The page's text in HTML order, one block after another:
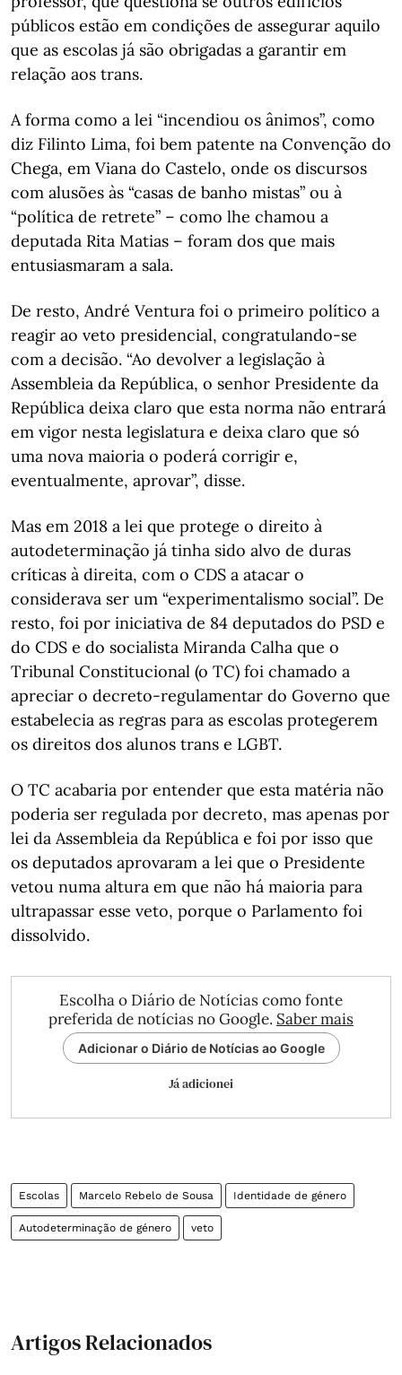
públicos estão em condições de assegurar aquilo
que as escolas já são obrigadas a garantir em
relação aos trans.
A forma como a lei “incendiou os ânimos”, como
diz Filinto Lima, foi bem patente na Convenção do
Chega, em Viana do Castelo, onde os discursos
com alusões às “casas de banho mistas” ou à
“política de retrete” – como lhe chamou a
deputada Rita Matias – foram dos que mais
entusiasmaram a sala.
De resto, André Ventura foi o primeiro político a
reagir ao veto presidencial, congratulando-se
com a decisão. “Ao devolver a legislação à
Assembleia da República, o senhor Presidente da
República deixa claro que esta norma não entrará
em vigor nesta legislatura e deixa claro que só
uma nova maioria o poderá corrigir e,
eventualmente, aprovar”, disse.
Mas em 2018 a lei que protege o direito à
autodeterminação já tinha sido alvo de duras
críticas à direita, com o CDS a atacar o
considerava ser um “experimentalismo social”. De
resto, foi por iniciativa de 84 deputados do PSD e
do CDS e do socialista Miranda Calha que o
Tribunal Constitucional (o TC) foi chamado a
apreciar o decreto-regulamentar do Governo que
estabelecia as regras para as escolas protegerem
os direitos dos alunos trans e LGBT.
O TC acabaria por entender que esta matéria não
poderia ser regulada por decreto, mas apenas por
lei da Assembleia da República e foi por isso que
os deputados aprovaram a lei que o Presidente
vetou numa altura em que não há maioria para
ultrapassar esse veto, porque o Parlamento foi
dissolvido.
Escolha o Diário de Notícias como fonte
preferida de notícias no Google. Saber mais
Adicionar o Diário de Notícias ao Google
Já adicionei
Escolas Marcelo Rebelo de Sousa Identidade de género
Autodeterminação de género veto
Artigos Relacionados